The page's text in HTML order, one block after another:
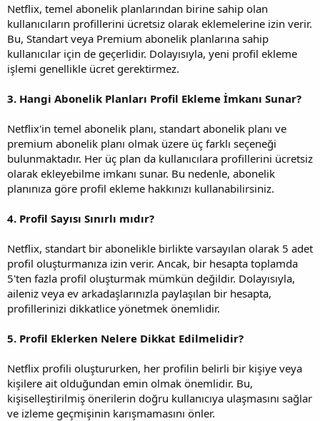
Netflix, temel abonelik planlarından birine sahip olan
kullanıcıların profillerini ücretsiz olarak eklemelerine izin verir.
Bu, Standart veya Premium abonelik planlarına sahip
kullanıcılar için de geçerlidir. Dolayısıyla, yeni profil ekleme
işlemi genellikle ücret gerektirmez.
3. Hangi Abonelik Planları Profil Ekleme İmkanı Sunar?
Netflix'in temel abonelik planı, standart abonelik planı ve
premium abonelik planı olmak üzere üç farklı seçeneği
bulunmaktadır. Her üç plan da kullanıcılara profillerini ücretsiz
olarak ekleyebilme imkanı sunar. Bu nedenle, abonelik
planınıza göre profil ekleme hakkınızı kullanabilirsiniz.
4. Profil Sayısı Sınırlı mıdır?
Netflix, standart bir abonelikle birlikte varsayılan olarak 5 adet
profil oluşturmanıza izin verir. Ancak, bir hesapta toplamda
5'ten fazla profil oluşturmak mümkün değildir. Dolayısıyla,
aileniz veya ev arkadaşlarınızla paylaşılan bir hesapta,
profillerinizi dikkatlice yönetmek önemlidir.
5. Profil Eklerken Nelere Dikkat Edilmelidir?
Netflix profili oluştururken, her profilin belirli bir kişiye veya
kişilere ait olduğundan emin olmak önemlidir. Bu,
kişiselleştirilmiş önerilerin doğru kullanıcıya ulaşmasını sağlar
ve izleme geçmişinin karışmamasını önler.